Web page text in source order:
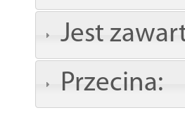
Jest
Przecina: